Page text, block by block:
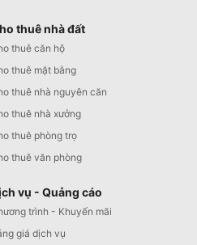
thuê nhà đất
thuê căn hộ
thuê mặt bằng
thuê nhà nguyên căn
thuê nhà xưởng
thuê phòng trọ
thuê văn phòng
vụ - Quảng cáo
trình - Khuyến mãi
giá dịch vụ